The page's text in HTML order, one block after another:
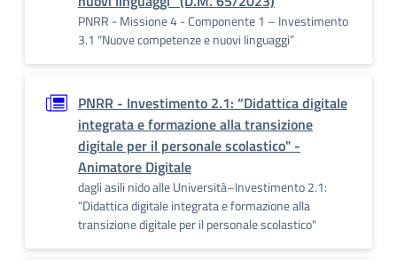
PNRR - Missione 4 - Componente 1 – Investimento
3.1 “Nuove competenze e nuovi linguaggi”
PNRR - Investimento 2.1: “Didattica digitale
integrata e formazione alla transizione
digitale per il personale scolastico" -
Animatore Digitale
dagli asili nido alle Università–Investimento 2.1:
“Didattica digitale integrata e formazione alla
transizione digitale per il personale scolastico"